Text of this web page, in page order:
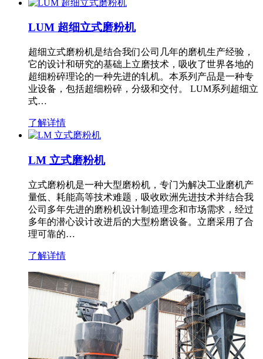
LUM 超细立式磨粉机
超细立式磨粉机是结合我们公司几年的磨机生产经验，
它的设计和研究的基础上立磨技术，吸收了世界各地的
超细粉碎理论的一种先进的轧机。本系列产品是一种专
业设备，包括超细粉碎，分级和交付。 LUM系列超细立
式…
了解详情
LM 立式磨粉机
立式磨粉机是一种大型磨粉机，专门为解决工业磨机产
量低、耗能高等技术难题，吸收欧洲先进技术并结合我
公司多年先进的磨粉机设计制造理念和市场需求，经过
多年的潜心设计改进后的大型粉磨设备。立磨采用了合
理可靠的…
了解详情